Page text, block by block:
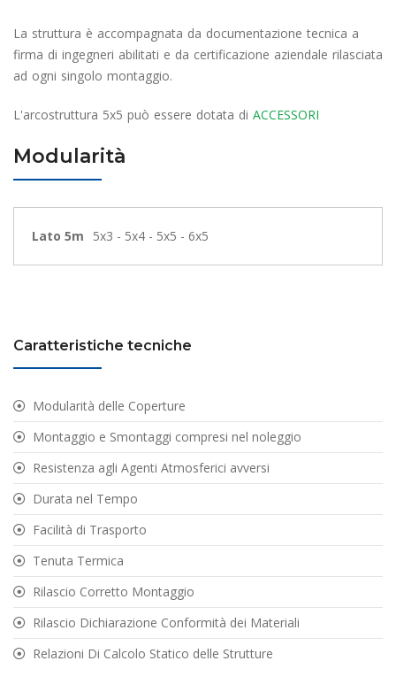
La struttura è accompagnata da documentazione tecnica a
firma di ingegneri abilitati e da certificazione aziendale rilasciata
ad ogni singolo montaggio.
L'arcostruttura 5x5 può essere dotata di ACCESSORI
Modularità
Lato 5m 5x3 - 5x4 - 5x5 - 6x5
Caratteristiche tecniche
Modularità delle Coperture
Montaggio e Smontaggi compresi nel noleggio
Resistenza agli Agenti Atmosferici avversi
Durata nel Tempo
Facilità di Trasporto
Tenuta Termica
Rilascio Corretto Montaggio
Rilascio Dichiarazione Conformità dei Materiali
Relazioni Di Calcolo Statico delle Strutture